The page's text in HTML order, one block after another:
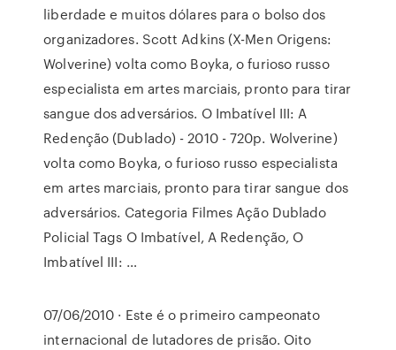
liberdade e muitos dólares para o bolso dos
organizadores. Scott Adkins (X-Men Origens:
Wolverine) volta como Boyka, o furioso russo
especialista em artes marciais, pronto para tirar
sangue dos adversários. O Imbatível III: A
Redenção (Dublado) - 2010 - 720p. Wolverine)
volta como Boyka, o furioso russo especialista
em artes marciais, pronto para tirar sangue dos
adversários. Categoria Filmes Ação Dublado
Policial Tags O Imbatível, A Redenção, O
Imbatível III: …
07/06/2010 · Este é o primeiro campeonato
internacional de lutadores de prisão. Oito